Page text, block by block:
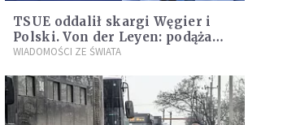
TSUE oddalił skargi Węgier i
Polski. Von der Leyen: podążamy
właściwą ścieżką
WIADOMOŚCI ZE ŚWIATA